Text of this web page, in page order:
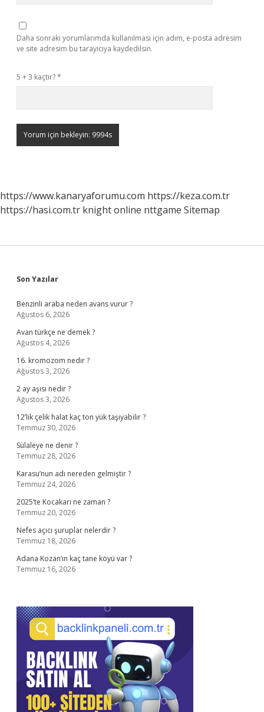
Daha sonraki yorumlarımda kullanılması için adım, e-posta adresim
ve site adresim bu tarayıcıya kaydedilsin.
5 + 3 kaçtır?*
https://www.kanaryaforumu.com https://keza.com.tr
https://hasi.com.tr knight online nttgame Sitemap
Sidebar
Son Yazılar
Benzinli araba neden avans vurur ?
Ağustos 6, 2026
Avan türkçe ne demek ?
Ağustos 4, 2026
16. kromozom nedir ?
Ağustos 3, 2026
2 ay aşısı nedir ?
Ağustos 3, 2026
12’lik çelik halat kaç ton yük taşıyabilir ?
Temmuz 30, 2026
Sülaleye ne denir ?
Temmuz 28, 2026
Karasu’nun adı nereden gelmiştir ?
Temmuz 24, 2026
2025’te Kocakarı ne zaman ?
Temmuz 20, 2026
Nefes açıcı şuruplar nelerdir ?
Temmuz 18, 2026
Adana Kozan’ın kaç tane köyü var ?
Temmuz 16, 2026